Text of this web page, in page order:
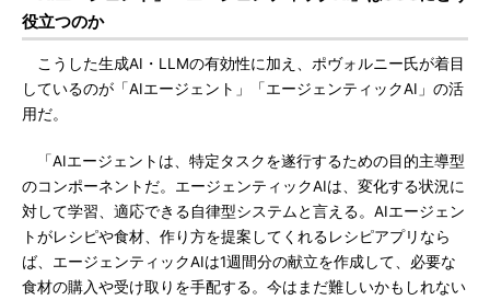
役立つのか
こうした生成AI・LLMの有効性に加え、ポヴォルニー氏が着目
しているのが「AIエージェント」「エージェンティックAI」の活
用だ。
「AIエージェントは、特定タスクを遂行するための目的主導型
のコンポーネントだ。エージェンティックAIは、変化する状況に
対して学習、適応できる自律型システムと言える。AIエージェン
トがレシピや食材、作り方を提案してくれるレシピアプリなら
ば、エージェンティックAIは1週間分の献立を作成して、必要な
食材の購入や受け取りを手配する。今はまだ難しいかもしれない